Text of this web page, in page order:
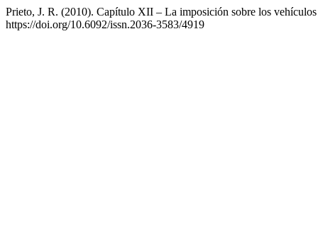
Prieto, J. R. (2010). Capítulo XII – La imposición sobre los
https://doi.org/10.6092/issn.2036-3583/4919